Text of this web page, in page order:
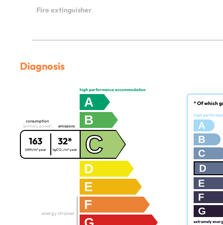
Fire extinguisher
Diagnosis
high performance accommodation
A
B
consumption
(primary power)
163
kWh/m².year
emissions
32*
kgCO₂/m².year C
D
E
F
energy strainer
* Of which
high
A
B
C
D
E
F
G
extremely